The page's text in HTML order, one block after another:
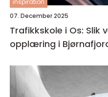
07. December 2025
Trafikkskole i Os: Slik
opplæring i